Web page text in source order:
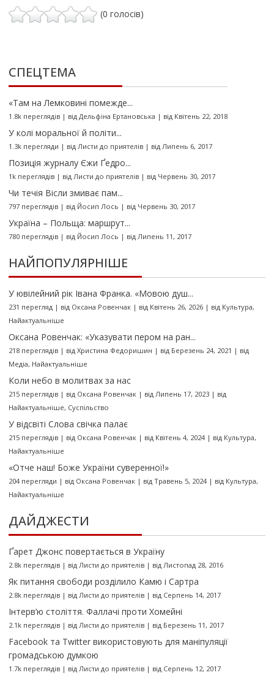
(0 голосів)
СПЕЦТЕМА
«Там на Лемковині помежде...
1.8k переглядів| від Дельфіна Ертановська | від Квітень 22, 2018
У колі моральної й політи...
1.3k перегляди | від Листи до приятелів| від Липень 6, 2017
Позиція журналу Єжи Ґедро...
1k переглядів| від Листи до приятелів| від Червень 30, 2017
Чи течія Вісли змиває пам...
797 переглядів| від Йосип Лось | від Червень 30, 2017
Україна – Польща: маршрут...
780 переглядів| від Йосип Лось | від Липень 11, 2017
НАЙПОПУЛЯРНІШЕ
У ювілейний рік Івана Франка. «Мовою душ...
231 перегляд | від Оксана Ровенчак| від Квітень 26, 2026| від Культура,
Найактуальніше
Оксана Ровенчак: «Указувати пером на ран...
218 переглядів| від Христина Федоришин | від Березень 24, 2021 | від
Медіа, Найактуальніше
Коли небо в молитвах за нас
215 переглядів| від Оксана Ровенчак| від Липень 17, 2023| від
Найактуальніше, Суспільство
У відсвіті Слова свічка палає
215 переглядів| від Оксана Ровенчак| від Квітень 4, 2024| від Культура,
Найактуальніше
«Отче наш! Боже України суверенної!»
204 перегляди | від Оксана Ровенчак| від Травень 5, 2024| від Культура,
Найактуальніше
ДАЙДЖЕСТИ
Ґарет Джонс повертається в Україну
2.8k переглядів| від Листи до приятелів| від Листопад 28, 2016
Як питання свободи розділило Камю і Сартра
2.8k переглядів| від Листи до приятелів| від Серпень 14, 2017
Інтерв’ю століття. Фаллачі проти Хомейні
2.1k переглядів| від Листи до приятелів| від Березень 11, 2017
Facebook та Twitter використовують для маніпуляції
громадською думкою
1.7k переглядів| від Листи до приятелів| від Серпень 12, 2017